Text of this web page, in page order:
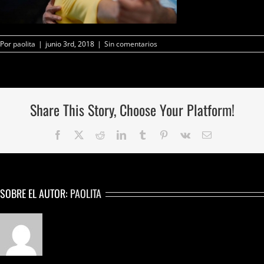
Por paolita | junio 3rd, 2018 | Sin comentarios
Share This Story, Choose Your Platform!
Facebook
TwitterRedditLinkedInTumblr Pinterest
Vk
Correo
SOBRE EL AUTOR: PAOLITA